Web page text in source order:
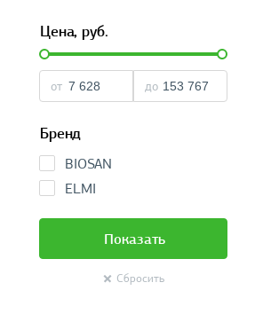
Цена, руб.
от до
Бренд
BIOSAN
ELMI
Показать
Сбросить